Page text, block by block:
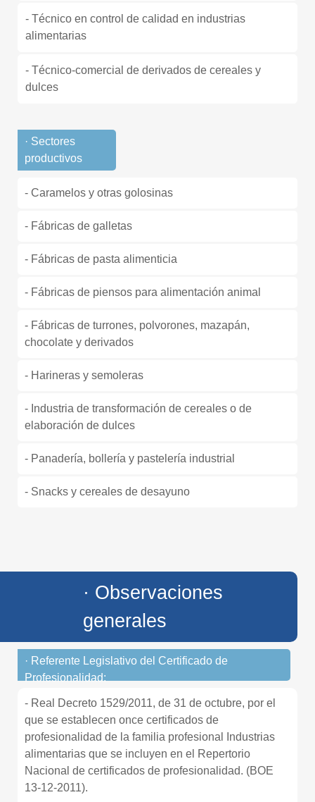
- Técnico en control de calidad en industrias
alimentarias
- Técnico-comercial de derivados de cereales y
dulces
· Sectores
productivos
- Caramelos y otras golosinas
- Fábricas de galletas
- Fábricas de pasta alimenticia
- Fábricas de piensos para alimentación animal
- Fábricas de turrones, polvorones, mazapán,
chocolate y derivados
- Harineras y semoleras
- Industria de transformación de cereales o de
elaboración de dulces
- Panadería, bollería y pastelería industrial
- Snacks y cereales de desayuno
· Observaciones
generales
· Referente Legislativo del Certificado de
Profesionalidad:
- Real Decreto 1529/2011, de 31 de octubre, por el
que se establecen once certificados de
profesionalidad de la familia profesional Industrias
alimentarias que se incluyen en el Repertorio
Nacional de certificados de profesionalidad. (BOE
13-12-2011).